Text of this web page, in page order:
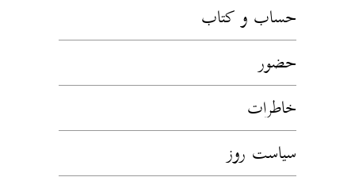
حساب و کتاب
حضور
خاطرات
سیاست روز